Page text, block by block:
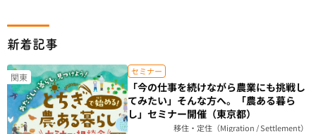
新着記事
関東 セミナー
「今の仕事を続けながら農業にも挑戦し
てみたい」そんな方へ。「農ある暮ら
し」セミナー開催（東京都）
移住・定住（Migration / Settlement）